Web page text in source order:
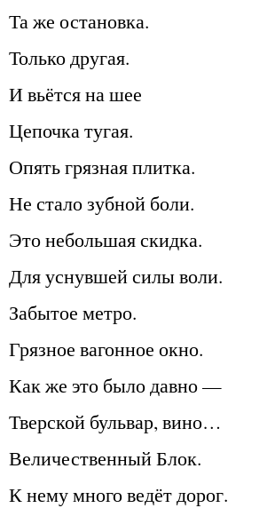
Та же остановка.
Только другая.
И вьётся на шее
Цепочка тугая.
Опять грязная плитка.
Не стало зубной боли.
Это небольшая скидка.
Для уснувшей силы воли.
Забытое метро.
Грязное вагонное окно.
Как же это было давно —
Тверской бульвар, вино…
Величественный Блок.
К нему много ведёт дорог.